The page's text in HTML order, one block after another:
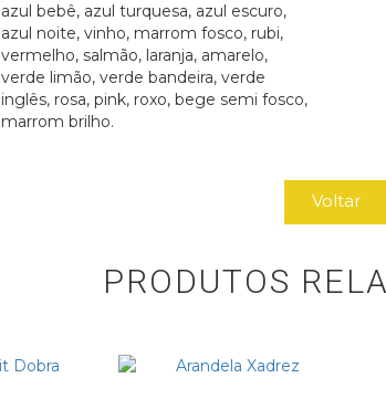
azul bebê, azul turquesa, azul escuro,
azul noite, vinho, marrom fosco, rubi,
vermelho, salmão, laranja, amarelo,
verde limão, verde bandeira, verde
inglês, rosa, pink, roxo, bege semi fosco,
marrom brilho.
Voltar
PRODUTOS